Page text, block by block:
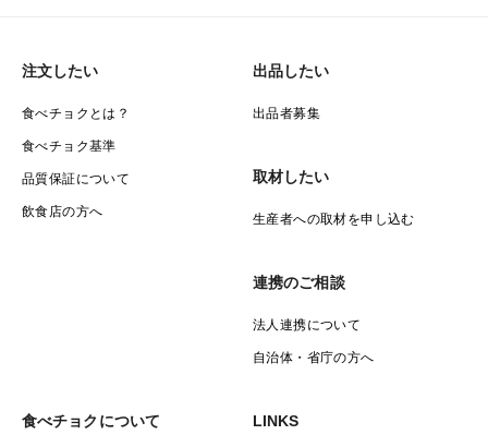
注文したい
食べチョクとは？
食べチョク基準
品質保証について
飲食店の方へ
出品したい
出品者募集
取材したい
生産者への取材を申し込む
連携のご相談
法人連携について
自治体・省庁の方へ
食べチョクについて LINKS